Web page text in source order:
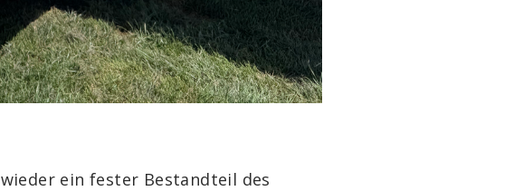
wieder ein fester Bestandteil des